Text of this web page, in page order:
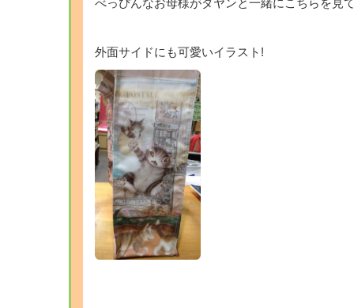
べっぴんなお母様がダヤンと一緒にこちらを見
外面サイドにも可愛いイラスト!